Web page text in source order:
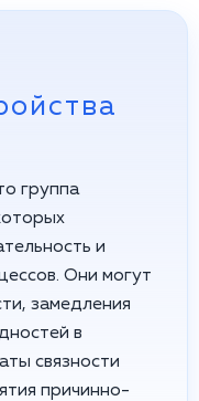
группа
и
Они могут
замедления
в
связности
причинно-